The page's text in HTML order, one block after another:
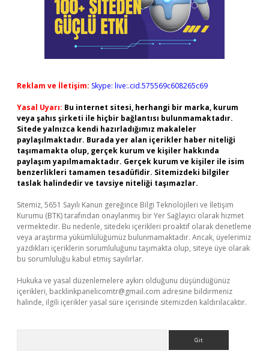
Reklam ve İletişim: Skype: live:.cid.575569c608265c69
Yasal Uyarı: Bu internet sitesi, herhangi bir marka, kurum
veya şahıs şirketi ile hiçbir bağlantısı bulunmamaktadır.
Sitede yalnızca kendi hazırladığımız makaleler
paylaşılmaktadır. Burada yer alan içerikler haber niteliği
taşımamakta olup, gerçek kurum ve kişiler hakkında
paylaşım yapılmamaktadır. Gerçek kurum ve kişiler ile isim
benzerlikleri tamamen tesadüfidir. Sitemizdeki bilgiler
taslak halindedir ve tavsiye niteliği taşımazlar.
Sitemiz, 5651 Sayılı Kanun gereğince Bilgi Teknolojileri ve İletişim
Kurumu (BTK) tarafından onaylanmış bir Yer Sağlayıcı olarak hizmet
vermektedir. Bu nedenle, sitedeki içerikleri proaktif olarak denetleme
veya araştırma yükümlülüğümüz bulunmamaktadır. Ancak, üyelerimiz
yazdıkları içeriklerin sorumluluğunu taşımakta olup, siteye üye olarak
bu sorumluluğu kabul etmiş sayılırlar.
Hukuka ve yasal düzenlemelere aykırı olduğunu düşündüğünüz
içerikleri, backlinkpanelicomtr@gmail.com adresine bildirmeniz
halinde, ilgili içerikler yasal süre içerisinde sitemizden kaldırılacaktır.